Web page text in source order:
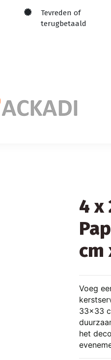
Tevreden of
terugbetaald
4 x
cm
Voeg
33x33
het